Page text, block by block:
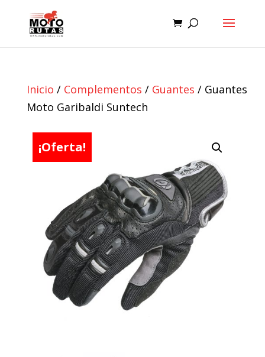
Inicio / Complementos / Guantes / Guantes
Moto Garibaldi Suntech
¡Oferta!